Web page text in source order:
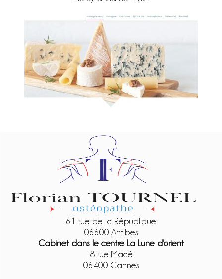
61 rue de la République
06600 Antibes
Cabinet dans le centre La Lune d'orient
8 rue Macé
06400 Cannes